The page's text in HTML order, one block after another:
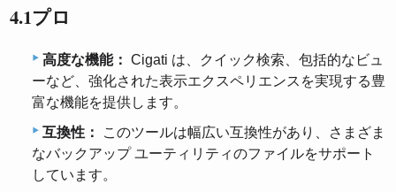
4.1プロ
高度な機能： Cigati は、クイック検索、包括的なビュ
ーなど、強化された表示エクスペリエンスを実現する豊
富な機能を提供します。
互換性：
このツールは幅広い互換性があり、さまざま
なバックアップ ユーティリティのファイルをサポート
しています。